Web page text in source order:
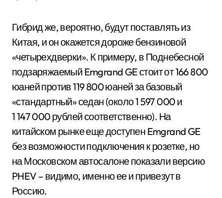
Гибрид же, вероятно, будут поставлять из
Китая, и он окажется дороже бензиновой
«четырехдверки». К примеру, в Поднебесной
подзаряжаемый Emgrand GE стоит от 166 800
юаней против 119 800 юаней за базовый
«стандартный» седан (около 1 597 000 и
1 147 000 рублей соответственно). На
китайском рынке еще доступен Emgrand GE
без возможности подключения к розетке, но
на Московском автосалоне показали версию
PHEV – видимо, именно ее и привезут в
Россию.